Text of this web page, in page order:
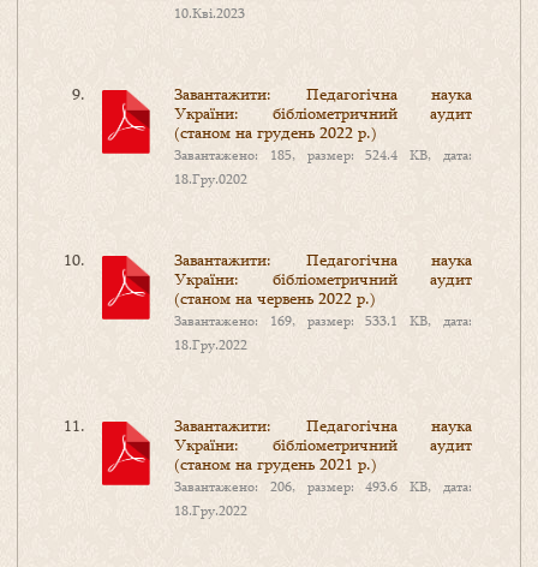
10.Кві.2023
Завантажити: Педагогічна наука
України: бібліометричний аудит
(станом на грудень 2022 р.)
Завантажено: 185, размер: 524.4 KB, дата:
18.Гру.0202
Завантажити: Педагогічна наука
України: бібліометричний аудит
(станом на червень 2022 р.)
Завантажено: 169, размер: 533.1 KB, дата:
18.Гру.2022
Завантажити: Педагогічна наука
України: бібліометричний аудит
(станом на грудень 2021 р.)
Завантажено: 206, размер: 493.6 KB, дата:
18.Гру.2022